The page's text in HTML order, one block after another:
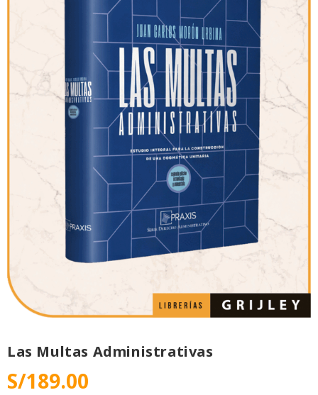
Las Multas Administrativas
S/189.00